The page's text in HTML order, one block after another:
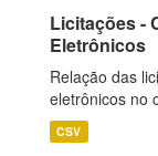
Licitações -
Eletrônicos
Relação das
eletrônicos no
CSV